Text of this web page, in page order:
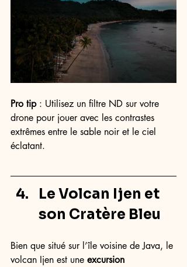
Pro tip : Utilisez un filtre ND sur votre
drone pour jouer avec les contrastes
extrêmes entre le sable noir et le ciel
éclatant.
Le Volcan Ijen et
son Cratère Bleu
Bien que situé sur l’île voisine de Java, le
volcan Ijen est une excursion